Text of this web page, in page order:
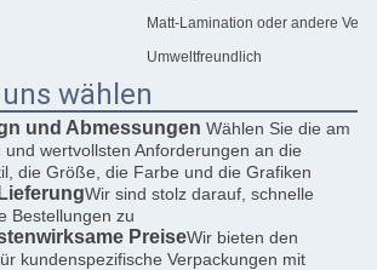
Matt-Lamination oder andere
Umweltfreundlich
wählen
und Abmessungen Wählen Sie die am
wertvollsten Anforderungen an die
die Größe, die Farbe und die Grafiken
Wir sind stolz darauf, schnelle
Bestellungen zu
PreiseWir bieten den
kundenspezifische Verpackungen mit